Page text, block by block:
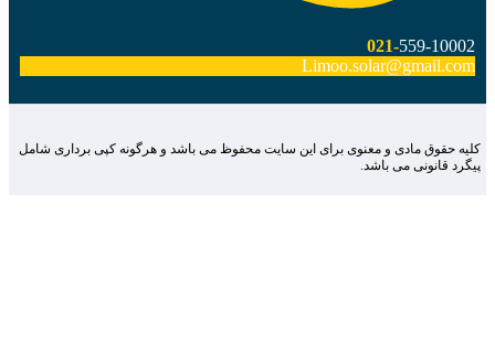
021-559-10002
Limoo.solar@gmail.com
حقوق مادی و معنوی برای این سایت محفوظ می باشد و هرگونه کپی برداری شامل
قانونی می باشد.